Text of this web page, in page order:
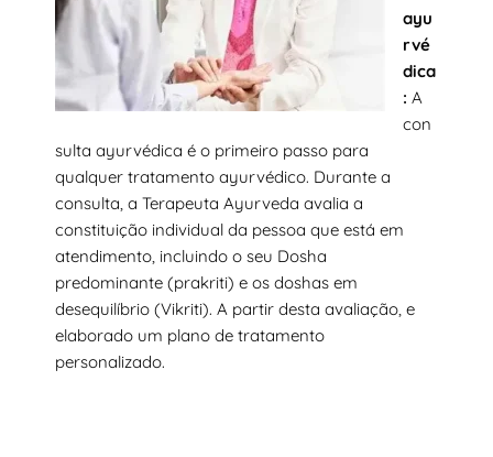
ayu
rvé
dica
: A
con
sulta ayurvédica é o primeiro passo para
qualquer tratamento ayurvédico. Durante a
consulta, a Terapeuta Ayurveda avalia a
constituição individual da pessoa que está em
atendimento, incluindo o seu Dosha
predominante (prakriti) e os doshas em
desequilíbrio (Vikriti). A partir desta avaliação, e
elaborado um plano de tratamento
personalizado.